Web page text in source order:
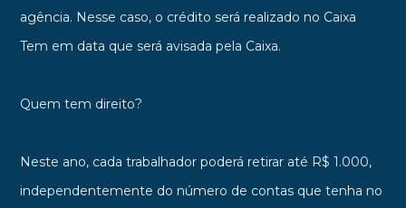
agência. Nesse caso, o crédito será realizado no Caixa
Tem em data que será avisada pela Caixa.
Quem tem direito?
Neste ano, cada trabalhador poderá retirar até R$ 1.000,
independentemente do número de contas que tenha no